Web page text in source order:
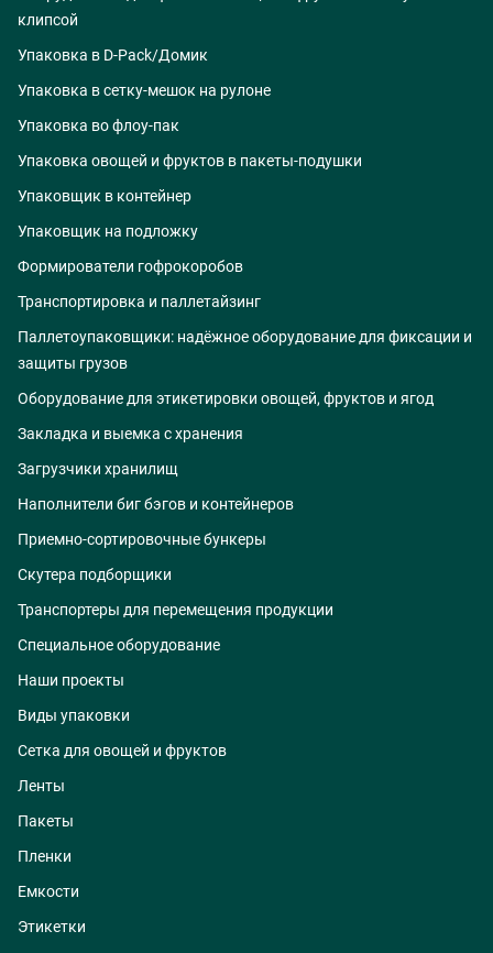
клипсой
Упаковка в D-Pack/Домик
Упаковка в сетку-мешок на рулоне
Упаковка во флоу-пак
Упаковка овощей и фруктов в пакеты-подушки
Упаковщик в контейнер
Упаковщик на подложку
Формирователи гофрокоробов
Транспортировка и паллетайзинг
Паллетоупаковщики: надёжное оборудование для фиксации и
защиты грузов
Оборудование для этикетировки овощей, фруктов и ягод
Закладка и выемка с хранения
Загрузчики хранилищ
Наполнители биг бэгов и контейнеров
Приемно-сортировочные бункеры
Скутера подборщики
Транспортеры для перемещения продукции
Специальное оборудование
Наши проекты
Виды упаковки
Сетка для овощей и фруктов
Ленты
Пакеты
Пленки
Емкости
Этикетки